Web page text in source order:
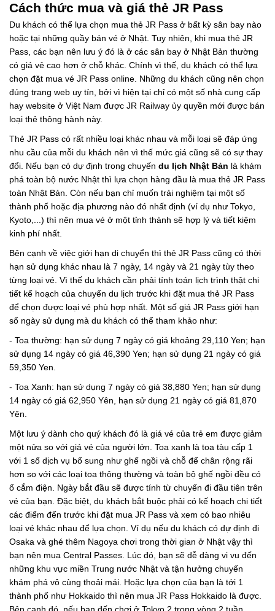
Cách thức mua và giá thẻ JR Pass
Du khách có thể lựa chọn mua thẻ JR Pass ở bất kỳ sân bay nào
hoặc tại những quầy bán vé ở Nhật. Tuy nhiên, khi mua thẻ JR
Pass, các bạn nên lưu ý đó là ở các sân bay ở Nhật Bản thường
có giá vẻ cao hơn ở chỗ khác. Chính vì thế, du khách có thể lựa
chọn đặt mua vé JR Pass online. Những du khách cũng nên chọn
đúng trang web uy tín, bởi vì hiện tại chỉ có một số nhà cung cấp
hay website ở Việt Nam được JR Railway ủy quyền mới được bán
loại thẻ thông hành này.
Thẻ JR Pass có rất nhiều loại khác nhau và mỗi loại sẽ đáp ứng
nhu cầu của mỗi du khách nên vì thế mức giá cũng sẽ có sự thay
đổi. Nếu bạn có dự định trong chuyến du lịch Nhật Bản là khám
phá toàn bộ nước Nhật thì lựa chọn hàng đầu là mua thẻ JR Pass
toàn Nhật Bản. Còn nếu bạn chỉ muốn trải nghiệm tại một số
thành phố hoặc địa phương nào đó nhất định (ví dụ như Tokyo,
Kyoto,...) thì nên mua vé ở một tỉnh thành sẽ hợp lý và tiết kiệm
kinh phí nhất.
Bên cạnh về việc giới hạn di chuyển thì thẻ JR Pass cũng có thời
hạn sử dụng khác nhau là 7 ngày, 14 ngày và 21 ngày tùy theo
từng loại vé. Vì thế du khách cần phải tính toán lịch trình thật chi
tiết kế hoạch của chuyến du lịch trước khi đặt mua thẻ JR Pass
để chọn được loại vé phù hợp nhất. Một số giá JR Pass giới hạn
số ngày sử dụng mà du khách có thể tham khảo như:
- Toa thường: hạn sử dụng 7 ngày có giá khoảng 29,110 Yen; hạn
sử dụng 14 ngày có giá 46,390 Yen; hạn sử dụng 21 ngày có giá
59,350 Yen.
- Toa Xanh: hạn sử dụng 7 ngày có giá 38,880 Yen; hạn sử dụng
14 ngày có giá 62,950 Yên, hạn sử dụng 21 ngày có giá 81,870
Yên.
Một lưu ý dành cho quý khách đó là giá vé của trẻ em được giảm
một nửa so với giá vé của người lớn. Toa xanh là toa tàu cấp 1
với 1 số dịch vụ bổ sung như ghế ngồi và chỗ để chân rộng rãi
hơn so với các loại toa thông thường và toàn bộ ghế ngồi đều có
ổ cắm điện. Ngày bắt đầu sẽ được tính từ chuyến đi đầu tiên trên
vé của bạn. Đặc biệt, du khách bắt buộc phải có kế hoạch chi tiết
các điểm đến trước khi đặt mua JR Pass và xem có bao nhiêu
loại vé khác nhau để lựa chọn. Ví dụ nếu du khách có dự định đi
Osaka và ghé thêm Nagoya chơi trong thời gian ở Nhật vậy thì
bạn nên mua Central Passes. Lúc đó, bạn sẽ dễ dàng vi vu đến
những khu vực miền Trung nước Nhật và tận hưởng chuyến
khám phá vô cùng thoải mái. Hoặc lựa chọn của bạn là tới 1
thành phố như Hokkaido thì nên mua JR Pass Hokkaido là được.